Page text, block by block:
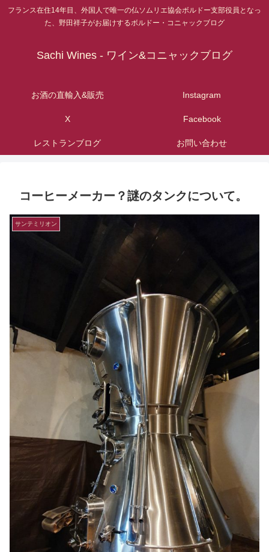
フランス在住14年目、外国人で唯一の仏ソムリエ協会ボルドー支部役員となっ
た、野田祥子がお届けするボルドー・コニャックブログ
Sachi Wines - ワイン&コニャックブログ
お酒の直輸入&販売 Instagram
X Facebook
レストランブログ お問い合わせ
コーヒーメーカー？謎のタンクについて。
サンテミリオン